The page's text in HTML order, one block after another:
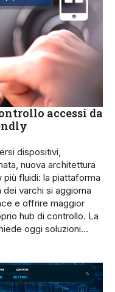
accessi da
dispositivi,
nuova architettura
fluidi: la piattaforma
varchi si aggiorna
e offrire maggior
hub di controllo. La
oggi soluzioni…